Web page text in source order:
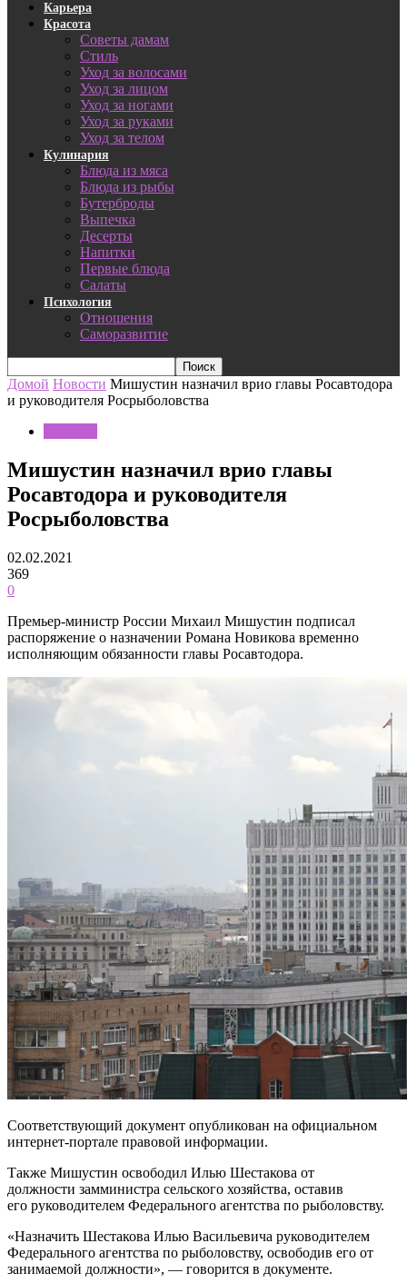
Карьера
Красота
Советы дамам
Стиль
Уход за волосами
Уход за лицом
Уход за ногами
Уход за руками
Уход за телом
Кулинария
Блюда из мяса
Блюда из рыбы
Бутерброды
Выпечка
Десерты
Напитки
Первые блюда
Салаты
Психология
Отношения
Саморазвитие
Домой Новости Мишустин назначил врио главы Росавтодора
и руководителя Росрыболовства
Мишустин назначил врио главы
Росавтодора и руководителя
Росрыболовства
02.02.2021
369
0
Премьер-министр России Михаил Мишустин подписал
распоряжение о назначении Романа Новикова временно
исполняющим обязанности главы Росавтодора.
Соответствующий документ опубликован на официальном
интернет-портале правовой информации.
Также Мишустин освободил Илью Шестакова от
должности замминистра сельского хозяйства, оставив
его руководителем Федерального агентства по рыболовству.
«Назначить Шестакова Илью Васильевича руководителем
Федерального агентства по рыболовству, освободив его от
занимаемой должности», — говорится в документе.